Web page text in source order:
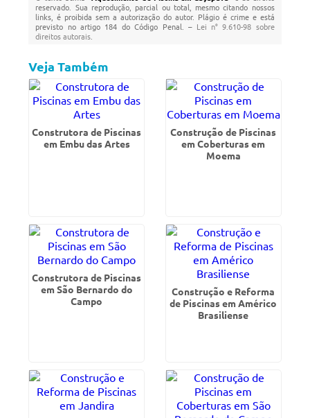
reservado. Sua reprodução, parcial ou total, mesmo citando nossos
links, é proibida sem a autorização do autor. Plágio é crime e está
previsto no artigo 184 do Código Penal. – Lei n° 9.610-98 sobre
direitos autorais
Veja Também
Construtora de Piscinas
em Embu das Artes
Construção de Piscinas
em Coberturas em
Moema
Construtora de Piscinas
em São Bernardo do
Campo
Construção e Reforma
de Piscinas em Américo
Brasiliense